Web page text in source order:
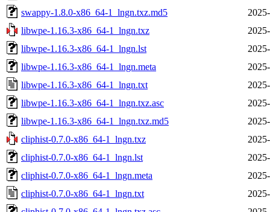
swappy-1.8.0-x86_64-1_lngn.txz.md5
libwpe-1.16.3-x86_64-1_lngn.txz
libwpe-1.16.3-x86_64-1_lngn.lst
libwpe-1.16.3-x86_64-1_lngn.meta
libwpe-1.16.3-x86_64-1_lngn.txt
libwpe-1.16.3-x86_64-1_lngn.txz.asc
libwpe-1.16.3-x86_64-1_lngn.txz.md5
cliphist-0.7.0-x86_64-1_lngn.txz
cliphist-0.7.0-x86_64-1_lngn.lst
cliphist-0.7.0-x86_64-1_lngn.meta
cliphist-0.7.0-x86_64-1_lngn.txt